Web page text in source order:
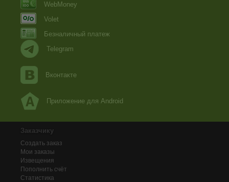
WebMoney
Volet
Безналичный платеж
Telegram
Вконтакте
Приложение для Android
Заказчику
Создать заказ
Мои заказы
Извещения
Пополнить счёт
Статистика